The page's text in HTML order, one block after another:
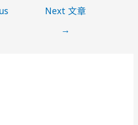
Next 文章
→